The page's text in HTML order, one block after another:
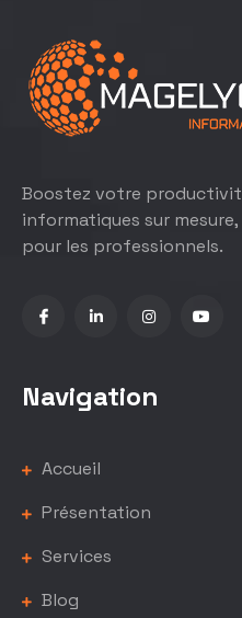
Boostez votre
informatiques sur
pour les professionnels.
Navigation
Accueil
Présentation
Services
Blog